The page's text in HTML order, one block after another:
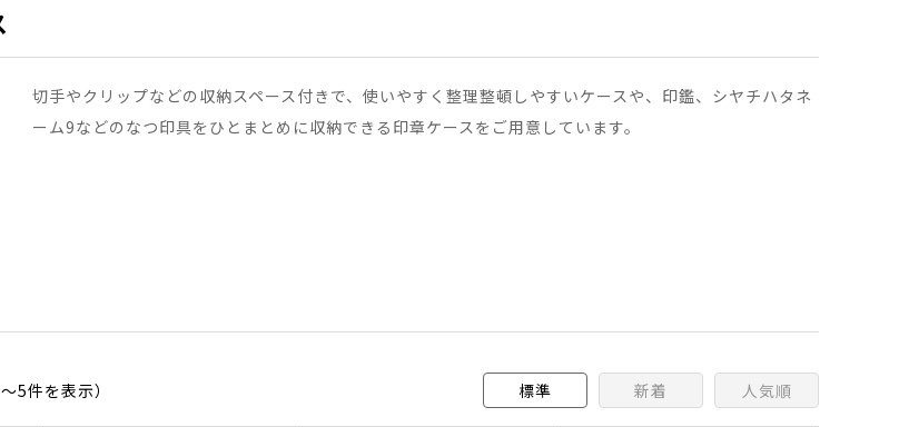
切手やクリップなどの収納スペース付きで、使いやすく整理整頓しやすいケースや、印鑑、シヤチハタネ
ーム9などのなつ印具をひとまとめに収納できる印章ケースをご用意しています。
5件を表示） 標準 新着 人気順